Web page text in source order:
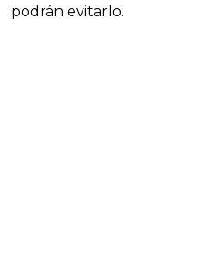
podrán evitarlo.